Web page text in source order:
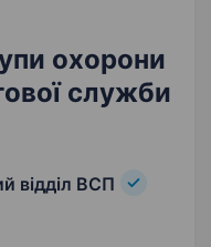
охорони
служби
відділ ВСП